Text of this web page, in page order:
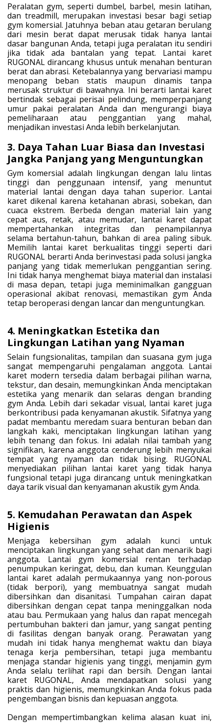
Peralatan gym, seperti dumbel, barbel, mesin latihan,
dan treadmill, merupakan investasi besar bagi setiap
gym komersial. Jatuhnya beban atau getaran berulang
dari mesin berat dapat merusak tidak hanya lantai
dasar bangunan Anda, tetapi juga peralatan itu sendiri
jika tidak ada bantalan yang tepat. Lantai karet
RUGONAL dirancang khusus untuk menahan benturan
berat dan abrasi. Ketebalannya yang bervariasi mampu
menopang beban statis maupun dinamis tanpa
merusak struktur di bawahnya. Ini berarti lantai karet
bertindak sebagai perisai pelindung, memperpanjang
umur pakai peralatan Anda dan mengurangi biaya
pemeliharaan atau penggantian yang mahal,
menjadikan investasi Anda lebih berkelanjutan.
3. Daya Tahan Luar Biasa dan Investasi
Jangka Panjang yang Menguntungkan
Gym komersial adalah lingkungan dengan lalu lintas
tinggi dan penggunaan intensif, yang menuntut
material lantai dengan daya tahan superior. Lantai
karet dikenal karena ketahanan abrasi, sobekan, dan
cuaca ekstrem. Berbeda dengan material lain yang
cepat aus, retak, atau memudar, lantai karet dapat
mempertahankan integritas dan penampilannya
selama bertahun-tahun, bahkan di area paling sibuk.
Memilih lantai karet berkualitas tinggi seperti dari
RUGONAL berarti Anda berinvestasi pada solusi jangka
panjang yang tidak memerlukan penggantian sering.
Ini tidak hanya menghemat biaya material dan instalasi
di masa depan, tetapi juga meminimalkan gangguan
operasional akibat renovasi, memastikan gym Anda
tetap beroperasi dengan lancar dan menguntungkan.
4. Meningkatkan Estetika dan
Lingkungan Latihan yang Nyaman
Selain fungsionalitas, tampilan dan suasana gym juga
sangat mempengaruhi pengalaman anggota. Lantai
karet modern tersedia dalam berbagai pilihan warna,
tekstur, dan desain, memungkinkan Anda menciptakan
estetika yang menarik dan selaras dengan branding
gym Anda. Lebih dari sekadar visual, lantai karet juga
berkontribusi pada kenyamanan akustik. Sifatnya yang
padat membantu meredam suara benturan beban dan
langkah kaki, menciptakan lingkungan latihan yang
lebih tenang dan fokus. Ini adalah nilai tambah yang
signifikan, karena anggota cenderung lebih menyukai
tempat yang nyaman dan tidak bising. RUGONAL
menyediakan pilihan lantai karet yang tidak hanya
fungsional tetapi juga dirancang untuk meningkatkan
daya tarik visual dan kenyamanan akustik gym Anda.
5. Kemudahan Perawatan dan Aspek
Higienis
Menjaga kebersihan gym adalah kunci untuk
menciptakan lingkungan yang sehat dan menarik bagi
anggota. Lantai gym komersial rentan terhadap
penumpukan keringat, debu, dan kuman. Keunggulan
lantai karet adalah permukaannya yang non-porous
(tidak berpori), yang membuatnya sangat mudah
dibersihkan dan disanitasi. Tumpahan cairan dapat
dibersihkan dengan cepat tanpa meninggalkan noda
atau bau. Permukaan yang halus dan rapat mencegah
pertumbuhan bakteri dan jamur, yang sangat penting
di fasilitas dengan banyak orang. Perawatan yang
mudah ini tidak hanya menghemat waktu dan biaya
tenaga kerja pembersihan, tetapi juga membantu
menjaga standar higienis yang tinggi, menjamin gym
Anda selalu terlihat rapi dan bersih. Dengan lantai
karet RUGONAL, Anda mendapatkan solusi yang
praktis dan higienis, memungkinkan Anda fokus pada
pengembangan bisnis dan kepuasan anggota.
Dengan mempertimbangkan kelima alasan kuat ini,